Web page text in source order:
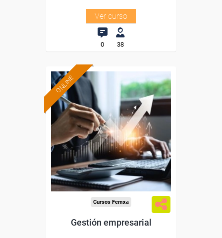
Ver curso
0 38
ONLINE
Formación 100%
subvencionada.
Para trabajadores y
autónomos de Madrid.
Para todos los sectores.
Cursos Femxa
Gestión empresarial